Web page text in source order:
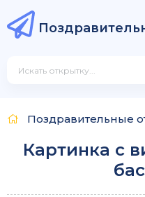
Поздравительные
Картинка с